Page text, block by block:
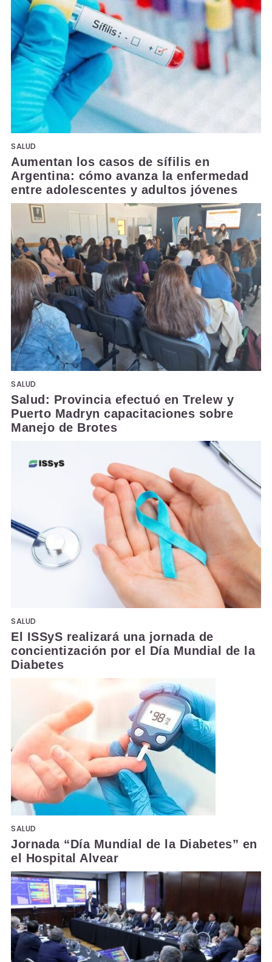
SALUD
Aumentan los casos de sífilis en
Argentina: cómo avanza la enfermedad
entre adolescentes y adultos jóvenes
SALUD
Salud: Provincia efectuó en Trelew y
Puerto Madryn capacitaciones sobre
Manejo de Brotes
SALUD
El ISSyS realizará una jornada de
concientización por el Día Mundial de la
Diabetes
SALUD
Jornada “Día Mundial de la Diabetes” en
el Hospital Alvear